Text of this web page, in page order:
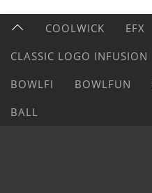
COOLWICK EFX
CLASSIC LOGO INFUSION
BOWLFI
BOWLFUN
BALL